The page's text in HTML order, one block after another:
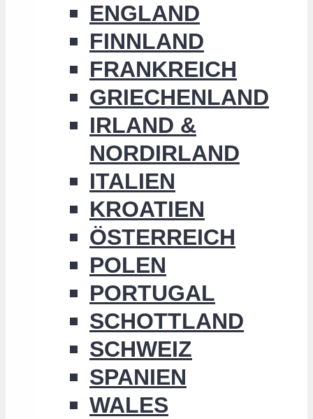
ENGLAND
FINNLAND
FRANKREICH
GRIECHENLAND
IRLAND &
NORDIRLAND
ITALIEN
KROATIEN
ÖSTERREICH
POLEN
PORTUGAL
SCHOTTLAND
SCHWEIZ
SPANIEN
WALES